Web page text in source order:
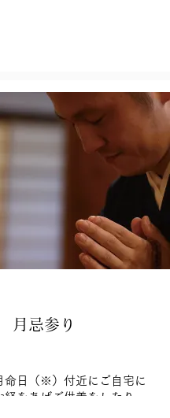
月忌参り
命日（※）付近にご自宅に
経をあげご供養をしたり、